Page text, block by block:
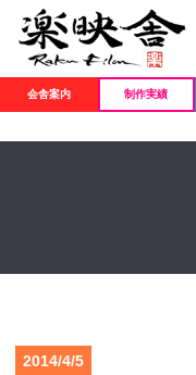
会舎案内 制作実績
2014/4/5